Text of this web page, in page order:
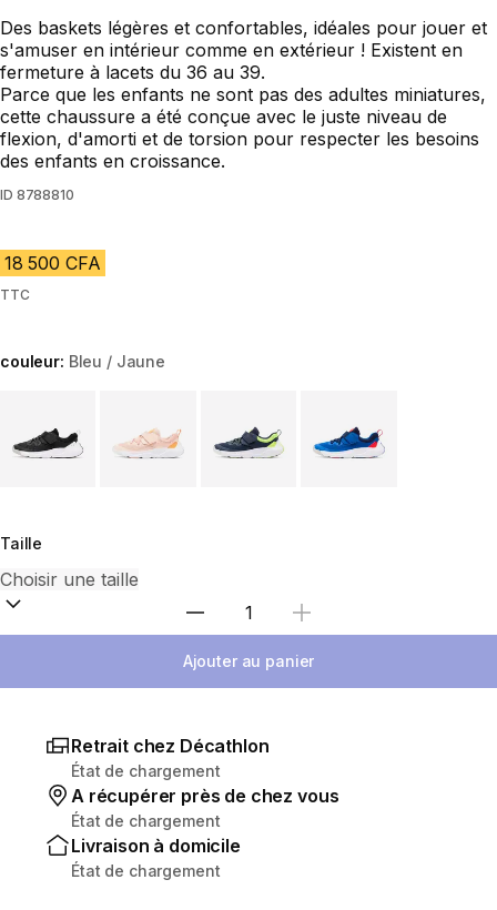
Des baskets légères et confortables, idéales pour jouer et
s'amuser en intérieur comme en extérieur ! Existent en
fermeture à lacets du 36 au 39.
Parce que les enfants ne sont pas des adultes miniatures,
cette chaussure a été conçue avec le juste niveau de
flexion, d'amorti et de torsion pour respecter les besoins
des enfants en croissance.
ID 8788810
18 500 CFA
TTC
couleur: Bleu / Jaune
Taille
Choisir une quantité
Ajouter au panier
Retrait chez Décathlon
État de chargement
A récupérer près de chez vous
État de chargement
Livraison à domicile
État de chargement